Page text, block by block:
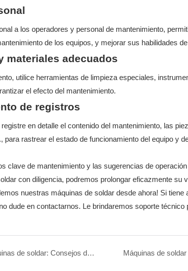
a los operadores y personal de mantenimiento,
de los equipos, y mejorar sus habilidades
materiales adecuados
utilice herramientas de limpieza especiales,
el efecto del mantenimiento.
de registros
en detalle el contenido del mantenimiento, las
rastrear el estado de funcionamiento del equipo y
clave de mantenimiento y las sugerencias de
con diligencia, podremos prolongar eficazmente su
nuestras máquinas de soldar desde ahora! Si tiene
dude en contactarnos. Le brindaremos soporte técnico
Guía de operación de máquinas de soldar: Consejos de seguridad y eficiencia para principiantes